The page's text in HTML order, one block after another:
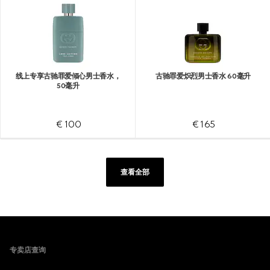
线上专享古驰罪爱倾心男士香水，
50毫升
€ 100
古驰罪爱炽烈男士香水 60毫升
€ 165
查看全部
Footer
专卖店查询